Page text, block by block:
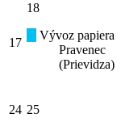
17
18
Vývoz papiera
Pravenec
(Prievidza)
24 25